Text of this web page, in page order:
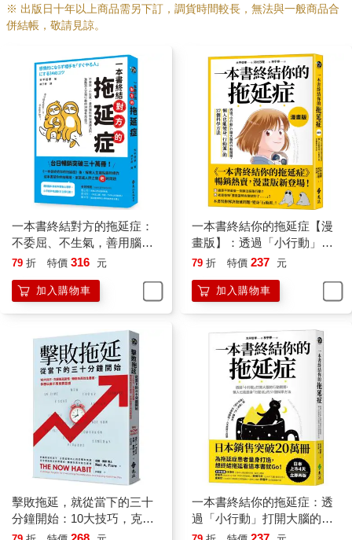
※ 出版日十年以上商品需另下訂，調貨時間較長，無法與一般商品合
併結帳，敬請見諒。
一本書終結對方的拖延症：
不委屈、不生氣，善用腦科
學與溝通法則，激勵別人立
79 折 特價 316 元
加入購物車
一本書終結你的拖延症【漫
畫版】：透過「小行動」打
開大腦的行動開關，懶人也
學方法
79 折 特價 237 元
加入購物車
擊敗拖延，就從當下的三十
分鐘開始：10大技巧，克服
拖延習慣，轉變為高效生產
一本書終結你的拖延症：透
過「小行動」打開大腦的行
動開關，懶人也能變身「行